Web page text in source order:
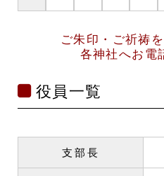
ご朱印・ご祈祷
各神社へお電
役員一覧
支部長